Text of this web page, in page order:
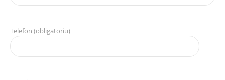
Telefon (obligatoriu)